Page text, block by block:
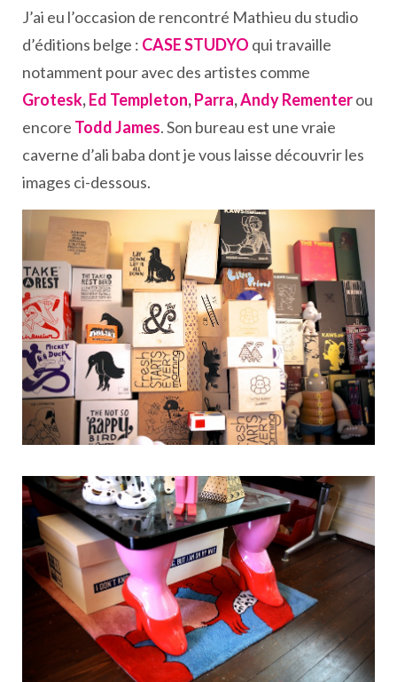
J’ai eu l’occasion de rencontré Mathieu du studio
d’éditions belge : CASE STUDYO qui travaille
notamment pour avec des artistes comme
Grotesk,Ed Templeton,Parra,Andy Rementerou
encore Todd James. Son bureau est une vraie
caverne d’ali baba dont je vous laisse découvrir les
images ci-dessous.